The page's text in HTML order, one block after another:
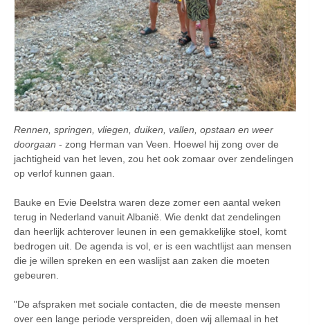
Rennen, springen, vliegen, duiken, vallen, opstaan en weer
doorgaan - zong Herman van Veen. Hoewel hij zong over de
jachtigheid van het leven, zou het ook zomaar over zendelingen
op verlof kunnen gaan.
Bauke en Evie Deelstra waren deze zomer een aantal weken
terug in Nederland vanuit Albanië. Wie denkt dat zendelingen
dan heerlijk achterover leunen in een gemakkelijke stoel, komt
bedrogen uit. De agenda is vol, er is een wachtlijst aan mensen
die je willen spreken en een waslijst aan zaken die moeten
gebeuren.
"De afspraken met sociale contacten, die de meeste mensen
over een lange periode verspreiden, doen wij allemaal in het